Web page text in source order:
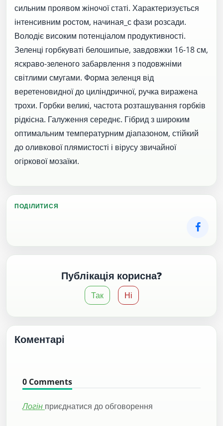
сильним проявом жіночої статі. Характеризується
інтенсивним ростом, начиная_с фази розсади.
Володіє високим потенціалом продуктивності.
Зеленці горбкуваті белошипые, завдовжки 16-18 см,
яскраво-зеленого забарвлення з подовжніми
світлими смугами. Форма зеленця від
веретеновидної до циліндричної, ручка виражена
трохи. Горбки великі, частота розташування горбків
рідкісна. Галуження середнє. Гібрид з широким
оптимальним температурним діапазоном, стійкий
до оливкової плямистості і вірусу звичайної
огіркової мозаїки.
ПОДІЛИТИСЯ
Публікація корисна?
Так Ні
Коментарі
0 Comments
Логін приєднатися до обговорення